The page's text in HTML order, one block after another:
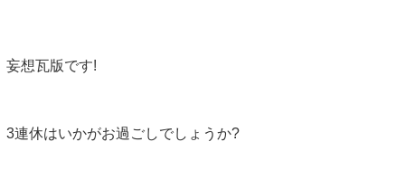
妄想瓦版です!
3連休はいかがお過ごしでしょうか?